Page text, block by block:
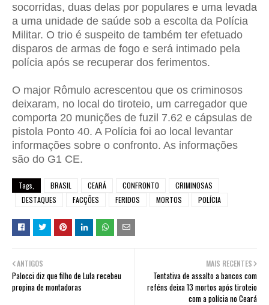
socorridas, duas delas por populares e uma levada
a uma unidade de saúde sob a escolta da Polícia
Militar. O trio é suspeito de também ter efetuado
disparos de armas de fogo e será intimado pela
polícia após se recuperar dos ferimentos.
O major Rômulo acrescentou que os criminosos
deixaram, no local do tiroteio, um carregador que
comporta 20 munições de fuzil 7.62 e cápsulas de
pistola Ponto 40. A Polícia foi ao local levantar
informações sobre o confronto. As informações
são do G1 CE.
Tags, BRASIL CEARÁ CONFRONTO
CRIMINOSAS
DESTAQUES
FACÇÕES FERIDOS MORTOS POLÍCIA
MAIS RECENTES
Tentativa de assalto a bancos com
reféns deixa 13 mortos após tiroteio
com a polícia no Ceará
ANTIGOS
Palocci diz que filho de Lula recebeu
propina de montadoras